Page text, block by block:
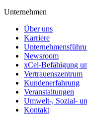
Unternehmen
Über uns
Karriere
Newsroom
xCel-Befähigung
Vertrauenszentrum
Kundenerfahrung
Veranstaltungen
Umwelt-, Sozial-
Kontakt